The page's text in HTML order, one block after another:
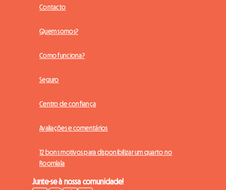
Contacto
Quem somos?
Como funciona?
Seguro
Centro de confiança
Avaliações e comentários
12 bons motivos para disponibilizar um quarto no
Roomlala
Junte-se à nossa comunidade!